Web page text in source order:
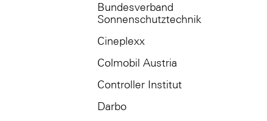
Bundesverband
Sonnenschutztechnik
Cineplexx
Colmobil Austria
Controller Institut
Darbo